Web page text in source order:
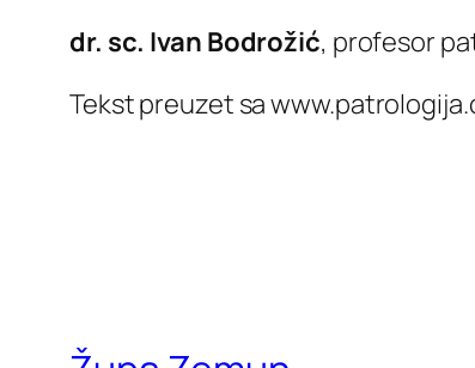
dr. sc. Ivan Bodrožić, profesor
Tekst preuzet sa